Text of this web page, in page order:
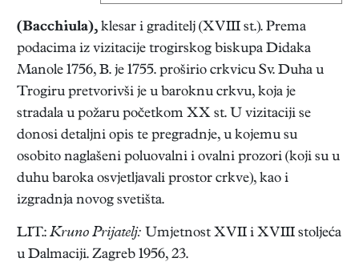
(Bacchiula), klesar i graditelj (XVIII st.). Prema
podacima iz vizitacije trogirskog biskupa Didaka
Manole 1756, B. je 1755. proširio crkvicu Sv. Duha u
Trogiru pretvorivši je u baroknu crkvu, koja je
stradala u požaru početkom XX st. U vizitaciji se
donosi detaljni opis te pregradnje, u kojemu su
osobito naglašeni poluovalni i ovalni prozori (koji su u
duhu baroka osvjetljavali prostor crkve), kao i
izgradnja novog svetišta.
LIT.: Kruno Prijatelj: Umjetnost XVII i XVIII stoljeća
u Dalmaciji. Zagreb 1956, 23.